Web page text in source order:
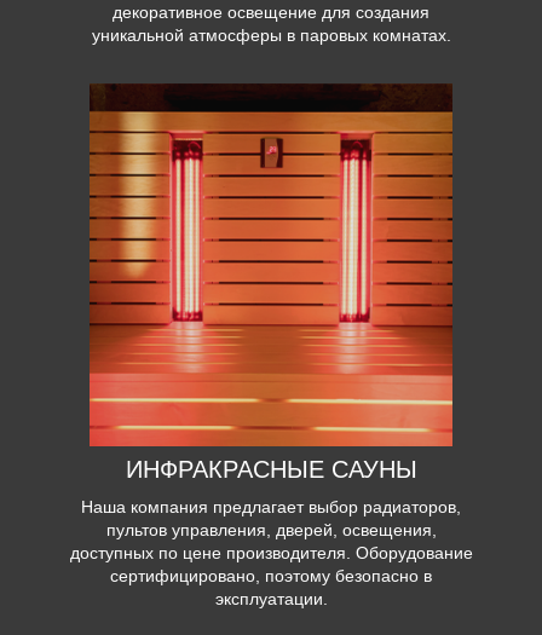
декоративное освещение для создания
уникальной атмосферы в паровых комнатах.
ИНФРАКРАСНЫЕ САУНЫ
Наша компания предлагает выбор радиаторов,
пультов управления, дверей, освещения,
доступных по цене производителя. Оборудование
сертифицировано, поэтому безопасно в
эксплуатации.